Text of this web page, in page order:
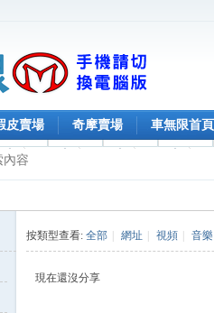
皮賣場 奇摩賣場 車無限首頁
按類型查看: 全部 網址 視頻 音樂
現在還沒分享